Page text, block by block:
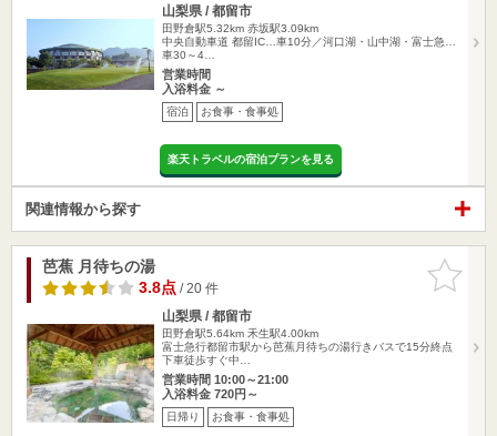
山梨県 / 都留市
田野倉駅5.32km 赤坂駅3.09km
中央自動車道 都留IC…車10分／河口湖・山中湖・富士急…
車30～4…
営業時間
入浴料金 ～
宿泊 お食事・食事処
楽天トラベルの宿泊プランを見る
関連情報から探す
お気に入
りに追加
芭蕉 月待ちの湯
3.8点/ 20 件
山梨県 / 都留市
田野倉駅5.64km 禾生駅4.00km
富士急行都留市駅から芭蕉月待ちの湯行きバスで15分終点
下車徒歩すぐ中…
営業時間 10:00～21:00
入浴料金 720円～
日帰り お食事・食事処